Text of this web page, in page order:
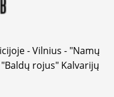
- Vilnius - "Namų
rojus" Kalvarijų